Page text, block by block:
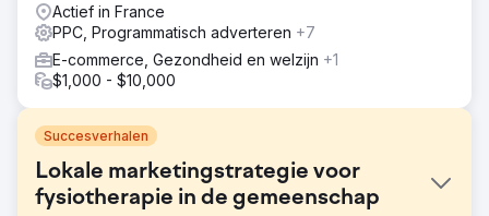
Actief in France
PPC, Programmatisch adverteren +7
E-commerce, Gezondheid en welzijn +1
$1,000 - $10,000
Succesverhalen
Lokale marketingstrategie voor
fysiotherapie in de gemeenschap